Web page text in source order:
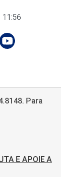
11:56
Para
E APOIE A